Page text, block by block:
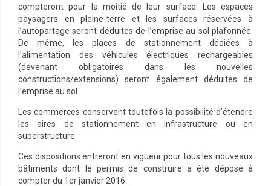
compteront pour la moitié de leur surface. Les espaces
paysagers en pleine-terre et les surfaces réservées à
l’autopartage seront déduites de l’emprise au sol plafonnée.
De même, les places de stationnement dédiées à
l’alimentation des véhicules électriques rechargeables
(devenant obligatoires dans les nouvelles
constructions/extensions) seront également déduites de
l’emprise au sol.
Les commerces conservent toutefois la possibilité d’étendre
les aires de stationnement en infrastructure ou en
superstructure.
Ces dispositions entreront en vigueur pour tous les nouveaux
bâtiments dont le permis de construire a été déposé à
compter du 1er janvier 2016.